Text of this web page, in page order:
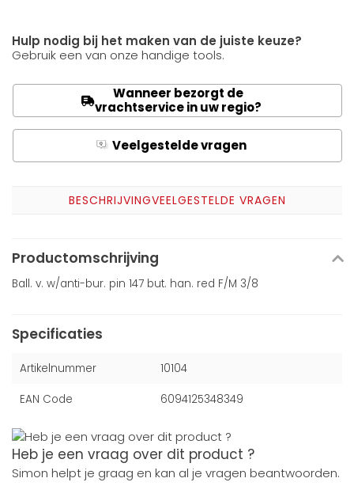
Hulp nodig bij het maken van de juiste keuze?
Gebruik een van onze handige tools.
Wanneer bezorgt de
vrachtservice in uw regio?
Q Veelgestelde vragen
BESCHRIJVINGVEELGESTELDE VRAGEN
Productomschrijving
Ball. v. w/anti-bur. pin 147 but. han. red F/M 3/8
Specificaties
Artikelnummer 10104
EAN Code 6094125348349
Heb je een vraag over dit product ?
Simon helpt je graag en kan al je vragen beantwoorden.